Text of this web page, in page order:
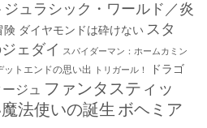
ジュラシック・ワールド／炎
ダイヤモンドは砕けない スタ
ェダイ スパイダーマン：ホームカミン
ットエンドの思い出 トリガール！
ドラゴ
ジュ ファンタスティッ
法使いの誕生 ボヘミア